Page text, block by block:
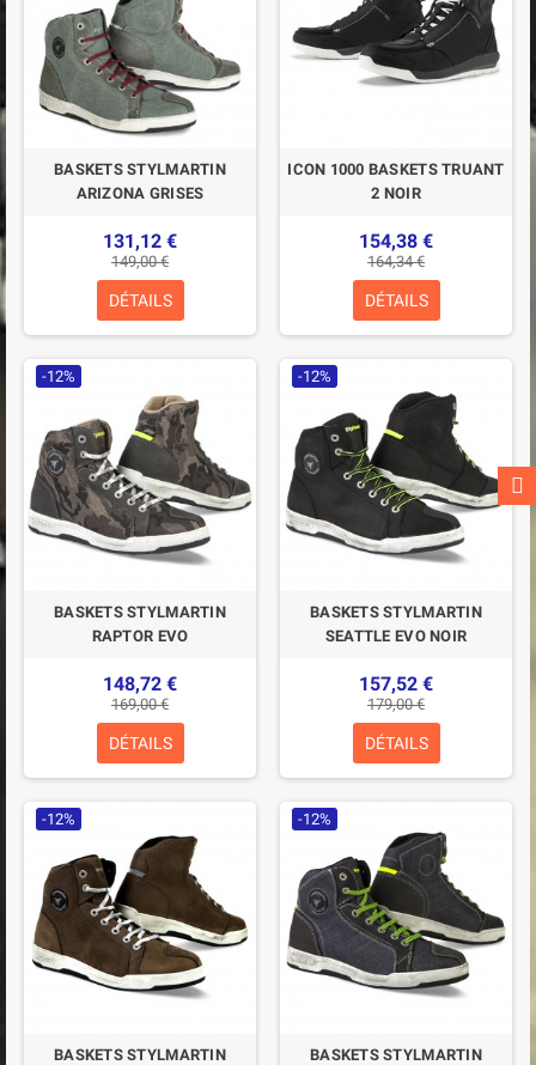
BASKETS STYLMARTIN
ARIZONA GRISES
131,12 €
149,00 €
DÉTAILS
ICON 1000 BASKETS TRUANT
2 NOIR
154,38 €
164,34 €
DÉTAILS
-12%
BASKETS STYLMARTIN
RAPTOR EVO
148,72 €
169,00 €
DÉTAILS
-12%
BASKETS STYLMARTIN
SEATTLE EVO NOIR
157,52 €
179,00 €
DÉTAILS
-12%
BASKETS STYLMARTIN
-12%
BASKETS STYLMARTIN